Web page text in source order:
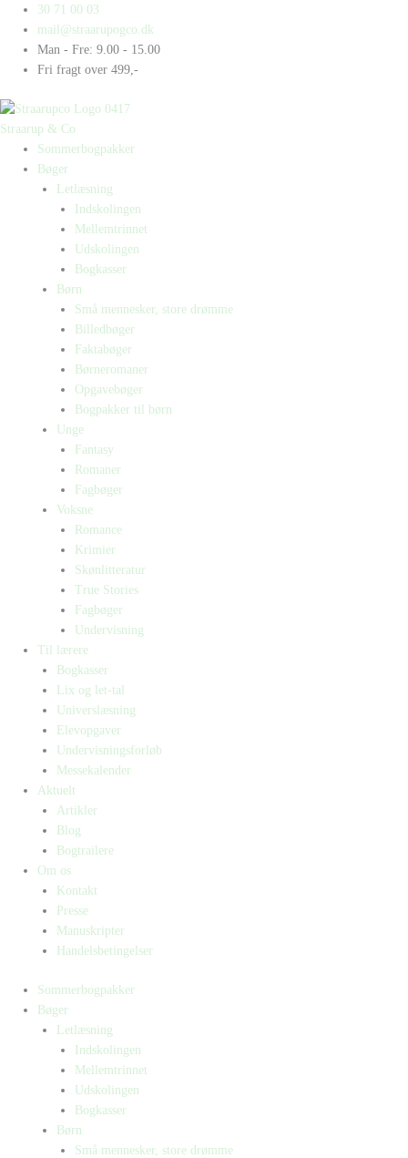
indholdet
30 71 00 03
mail@straarupogco.dk
Man - Fre: 9.00 - 15.00
Fri fragt over 499,-
Straarup & Co
Sommerbogpakker
Bøger
Letlæsning
Indskolingen
Mellemtrinnet
Udskolingen
Bogkasser
Børn
Små mennesker, store drømme
Billedbøger
Faktabøger
Børneromaner
Opgavebøger
Bogpakker til børn
Unge
Fantasy
Romaner
Fagbøger
Voksne
Romance
Krimier
Skønlitteratur
True Stories
Fagbøger
Undervisning
Til lærere
Bogkasser
Lix og let-tal
Universlæsning
Elevopgaver
Undervisningsforløb
Messekalender
Aktuelt
Artikler
Blog
Bogtrailere
Om os
Kontakt
Presse
Manuskripter
Handelsbetingelser
Sommerbogpakker
Bøger
Letlæsning
Indskolingen
Mellemtrinnet
Udskolingen
Bogkasser
Børn
Små mennesker, store drømme
Products
search
Products
search
Aktivitetshæfte
Bogkasse
antal